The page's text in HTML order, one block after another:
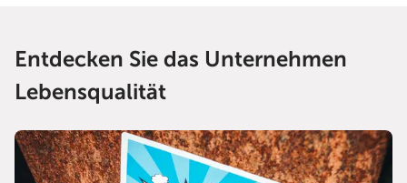
Entdecken Sie das Unternehmen
Lebensqualität